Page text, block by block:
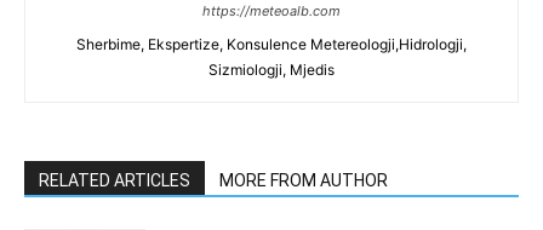
https://meteoalb.com
Sherbime, Ekspertize, Konsulence Metereologji,Hidrologji,
Sizmiologji, Mjedis
RELATED ARTICLES MORE FROM AUTHOR